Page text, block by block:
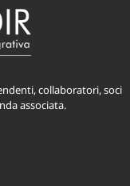
collaboratori, soci
associata.